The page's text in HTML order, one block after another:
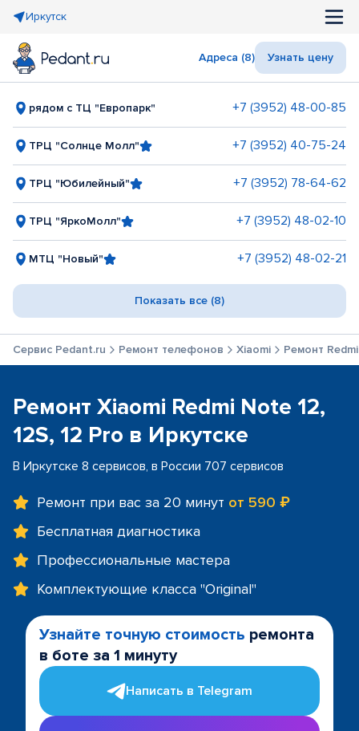
Иркутск
Адреса (8) Узнать цену
рядом с ТЦ "Европарк" +7 (3952) 48-00-85
ТРЦ "Солнце Молл" +7 (3952) 40-75-24
ТРЦ "Юбилейный" +7 (3952) 78-64-62
ТРЦ "ЯркоМолл" +7 (3952) 48-02-10
МТЦ "Новый" +7 (3952) 48-02-21
Показать все (8)
Сервис Pedant.ru Ремонт телефонов Xiaomi Ремонт
Ремонт Xiaomi Redmi Note 12,
12S, 12 Pro в Иркутске
В Иркутске 8 сервисов, в России 707 сервисов
Ремонт при вас за 20 минут от 590 ₽
Бесплатная диагностика
Профессиональные мастера
Комплектующие класса "Original"
Узнайте точную стоимость ремонта
в боте за 1 минуту
Написать в Telegram